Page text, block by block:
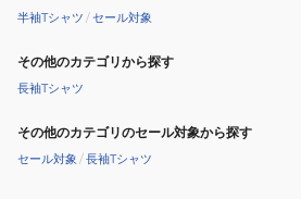
半袖Tシャツ /セール対象
その他のカテゴリから探す
長袖Tシャツ
その他のカテゴリのセール対象から探す
セール対象 /長袖Tシャツ